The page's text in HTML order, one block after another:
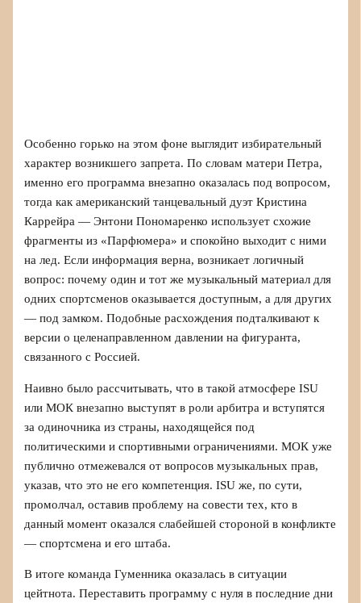
Особенно горько на этом фоне выглядит избирательный
характер возникшего запрета. По словам матери Петра,
именно его программа внезапно оказалась под вопросом,
тогда как американский танцевальный дуэт Кристина
Каррейра — Энтони Пономаренко использует схожие
фрагменты из «Парфюмера» и спокойно выходит с ними
на лед. Если информация верна, возникает логичный
вопрос: почему один и тот же музыкальный материал для
одних спортсменов оказывается доступным, а для других
— под замком. Подобные расхождения подталкивают к
версии о целенаправленном давлении на фигуранта,
связанного с Россией.
Наивно было рассчитывать, что в такой атмосфере ISU
или МОК внезапно выступят в роли арбитра и вступятся
за одиночника из страны, находящейся под
политическими и спортивными ограничениями. МОК уже
публично отмежевался от вопросов музыкальных прав,
указав, что это не его компетенция. ISU же, по сути,
промолчал, оставив проблему на совести тех, кто в
данный момент оказался слабейшей стороной в конфликте
— спортсмена и его штаба.
В итоге команда Гуменника оказалась в ситуации
цейтнота. Переставить программу с нуля в последние дни